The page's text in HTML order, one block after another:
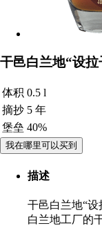
干邑白兰地“设拉
体积 0.5 l
摘抄 5 年
堡垒 40%
我在哪里可以买到
描述
干邑白兰地“设
白兰地工厂的